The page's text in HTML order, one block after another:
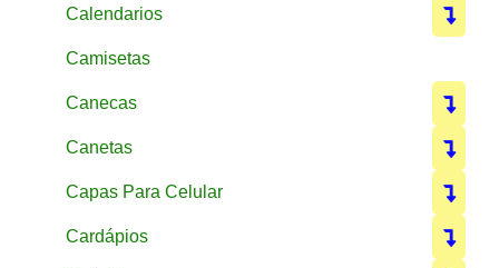
Calendarios
Camisetas
Canecas
Canetas
Capas Para Celular
Cardápios